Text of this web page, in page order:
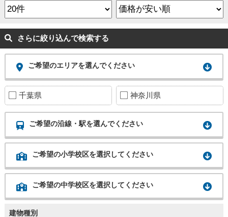
さらに絞り込んで検索する
ご希望のエリアを選んでください
千葉県 神奈川県
ご希望の沿線・駅を選んでください
ご希望の小学校区を選択してください
ご希望の中学校区を選択してください
建物種別